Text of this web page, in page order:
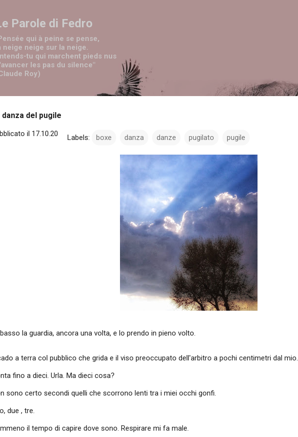
Parole di Fedro
qui à peine se pense,
neige neige sur la neige.
tu qui marchent pieds nus
les pas du silence"
Roy)
danza del pugile
il 17.10.20 Labels: boxe danza danze pugilato pugile
la guardia, ancora una volta, e lo prendo in pieno volto.
a terra col pubblico che grida e il viso preoccupato dell'arbitro a pochi centimetri dal
fino a dieci. Urla. Ma dieci cosa?
sono certo secondi quelli che scorrono lenti tra i miei occhi gonfi.
due , tre.
il tempo di capire dove sono. Respirare mi fa male.